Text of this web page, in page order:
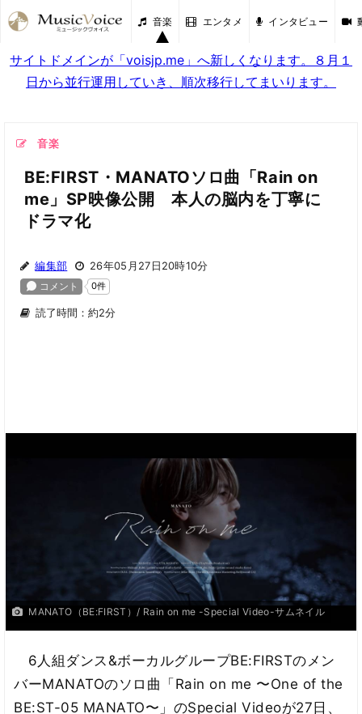
音楽 エンタメ インタビュー
サイトドメインが「voisjp.me」へ新しくなります。８月１
日から並行運用していき、順次移行してまいります。
音楽
BE:FIRST・MANATOソロ曲「Rain on
me」SP映像公開 本人の脳内を丁寧に
ドラマ化
編集部 26年05月27日20時10分
読了時間：約2分
MANATO（BE:FIRST）/ Rain on me -Special Video-サムネイル
6人組ダンス&ボーカルグループBE:FIRSTのメン
バーMANATOのソロ曲「Rain on me 〜One of the
BE:ST-05 MANATO〜」のSpecial Videoが27日、